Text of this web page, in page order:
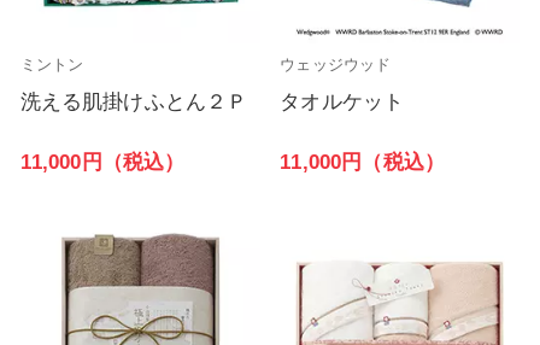
ミントン
洗える肌掛けふとん２Ｐ
11,000円（税込）
ウェッジウッド
タオルケット
11,000円（税込）